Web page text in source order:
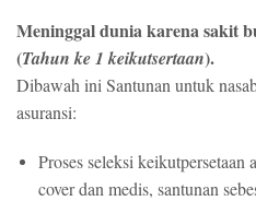
Meninggal dunia karena sakit
(Tahun ke 1 keikutsertaan).
Dibawah ini Santunan untuk
asuransi:
Proses seleksi keikutpersetaan
cover dan medis, santunan